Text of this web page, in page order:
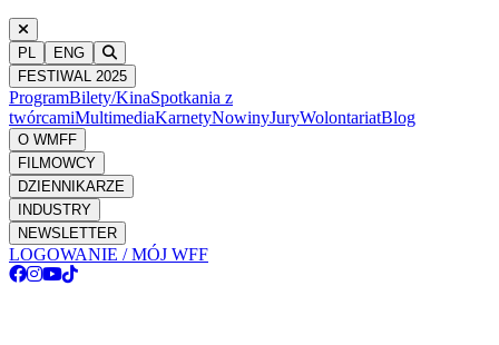
PL
ENG
FESTIWAL 2025
ProgramBilety/KinaSpotkania z
twórcamiMultimediaKarnetyNowinyJuryWolontariatBlog
O WMFF
FILMOWCY
DZIENNIKARZE
INDUSTRY
NEWSLETTER
LOGOWANIE / MÓJ WFF